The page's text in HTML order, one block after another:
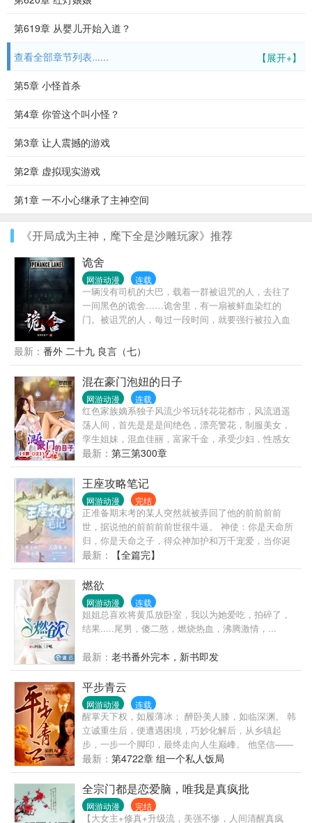
第619章 从婴儿开始入道？
【展开+】
查看全部章节列表......
第5章 小怪首杀
第4章 你管这个叫小怪？
第3章 让人震撼的游戏
第2章 虚拟现实游戏
第1章 一不小心继承了主神空间
《开局成为主神，麾下全是沙雕玩家》推荐
诡舍
网游动漫 连载
一辆没有司机的大巴，载着一群被诅咒的人，去往了
一间黑色的诡舍……诡舍里，有一扇被鲜血染红的
门。被诅咒的人，每过一段时间，就要强行被拉入血
之中经历了一个又一个恐怖猎奇的故事，九死一生终
于活下来，他却发现，这一切跟他想的大不一样……
诡舍，原来并不是诅咒，而是……
最新： 番外 二十九 良言（七）
混在豪门泡妞的日子
网游动漫 连载
红色家族嫡系独子风流少爷玩转花花都市，风流逍遥
荡人间，首先是是是间绝色，漂亮警花，制服美女，
孪生姐妹，混血佳丽，富家千金，承受少妇，性感女
神，影视明星..网打进。
最新： 第三第300章
王座攻略笔记
网游动漫 完结
正准备期末考的某人突然就被弄回了他的前前前前
世，据说他的前前前前世很牛逼。 神使：你是天命所
归，你是天命之子，得众神加护和万千宠爱，当你诞
生的那一刻，整个天界的众神都在低喃你的名字……
伽尔兰：说人话。 神使：（面无表情）你是天选之
王，本该登上王位，但被一个叫赫伊莫斯的人逆天改
命杀了你夺走王位，众神施下诅咒，你的王国因此覆
灭，而你——诅咒加身，转世轮回，生生世世都活不
过十八岁。 伽尔兰：………我还能被抢救一下吗？ 带
着忠诚于你的骑士打怪升级干掉大> 伽尔兰：这个难
度系数有点高，我很少玩策略类游戏，你还是找其他
转世，送我回去期末考… 神使：（冷漠脸）可以，你
十八岁死了我再去找你的转世。 伽尔兰：好的，我
做！请给我金手指！ 神使：你有五次重来的机会。 然
后可以读档重来五次的天命之子就被他的死敌搞死了
四次。 伽尔兰：“…………”说好的天命之子呢？ 行行
行，我不抢了，你狠你来上，你帅你当王！ 只剩最后
一条命，伽尔兰痛定思痛，决定放弃攻略王座，远离
赫伊莫斯，去做一个自由的小精灵。 然后…………他
就坐上了王座。 伽尔兰：“？？？”一脸懵逼。 问：如
何正确地攻略王座？ 答：让与你抢夺王座的对手为你
生为你死把你宠成心头肉。 ………… ……哪里不
对？？？ 某逆天改命者：“每次求爱都被拒绝，好不
最新： 【全篇完】
燃欲
网游动漫 连载
姐姐总喜欢将黄瓜放卧室，我以为她爱吃，拍碎了，
结果.....尾男，傻二憨，燃烧热血，沸腾激情，...
最新： 老书番外完本，新书即发
平步青云
网游动漫 连载
醒掌天下权，如履薄冰； 醉卧美人膝，如临深渊。 韩
立诚重生后，便遭遇困境，巧妙化解后，从乡镇起
步，一步一个脚印，最终走向人生巅峰。 他坚信——
掌权不忘放权，铺路不忘后路，争斗不忘坚守，方能
平步青云！
最新： 第4722章 组一个私人饭局
全宗门都是恋爱脑，唯我是真疯批
网游动漫 完结
【大女主+修真+升级流，美强不惨，人间清醒真疯